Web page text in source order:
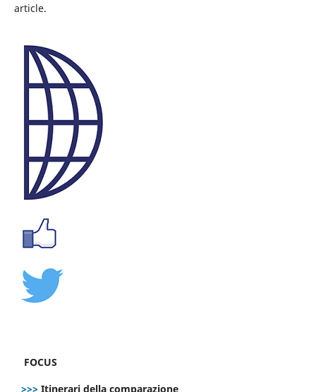
article.
FOCUS
>>> Itinerari della comparazione